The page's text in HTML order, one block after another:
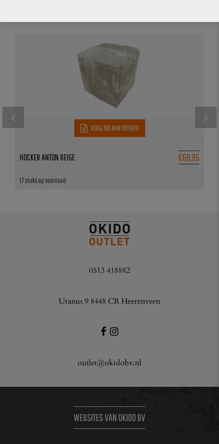
VOEG TOE AAN OFFERTE
€69,95
17 stuks op voorraad
HOCKER ANTON BEIGE
0513 418882
Uranus 9 8448 CR Heerenveen
outlet@okidobv.nl
WEBSITES VAN OKIDO BV